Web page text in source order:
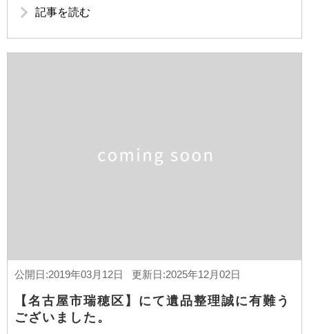
記事を読む
公開日:2019年03月12日 更新日:2025年12月02日
【名古屋市瑞穂区】にて遺品整理誠に有難う
ございました。